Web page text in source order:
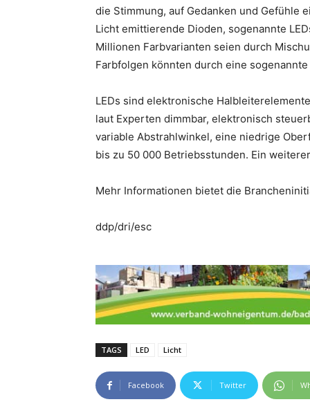
die Stimmung, auf Gedanken und Gefühle
Licht emittierende Dioden, sogenannte
Millionen Farbvarianten seien durch
Farbfolgen könnten durch eine
LEDs sind elektronische
laut Experten dimmbar, elektronisch
variable Abstrahlwinkel, eine niedrige
bis zu 50 000 Betriebsstunden. Ein
Mehr Informationen bietet die
ddp/dri/esc
TAGS LED Licht
Facebook Twitter